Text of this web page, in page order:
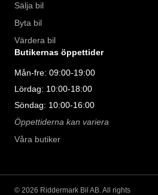
Sälja bil
Byta bil
Värdera bil
Butikernas öppettider
Mån-fre: 09:00-19:00
Lördag: 10:00-18:00
Söndag: 10:00-16:00
Öppettiderna kan variera
Våra butiker
© 2026 Riddermark Bil AB. All rights